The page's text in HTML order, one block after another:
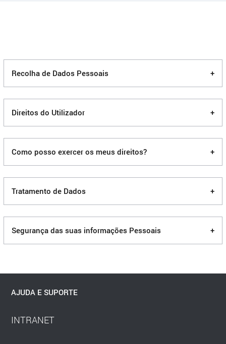
Recolha de Dados Pessoais +
Direitos do Utilizador +
Como posso exercer os meus direitos? +
Tratamento de Dados +
Segurança das suas informações Pessoais +
AJUDA E SUPORTE
INTRANET